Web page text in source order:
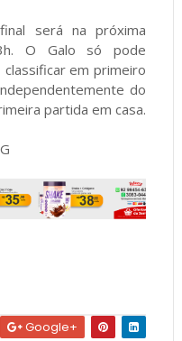
será na próxima
O Galo só pode
em primeiro
do
partida em casa.
Google+